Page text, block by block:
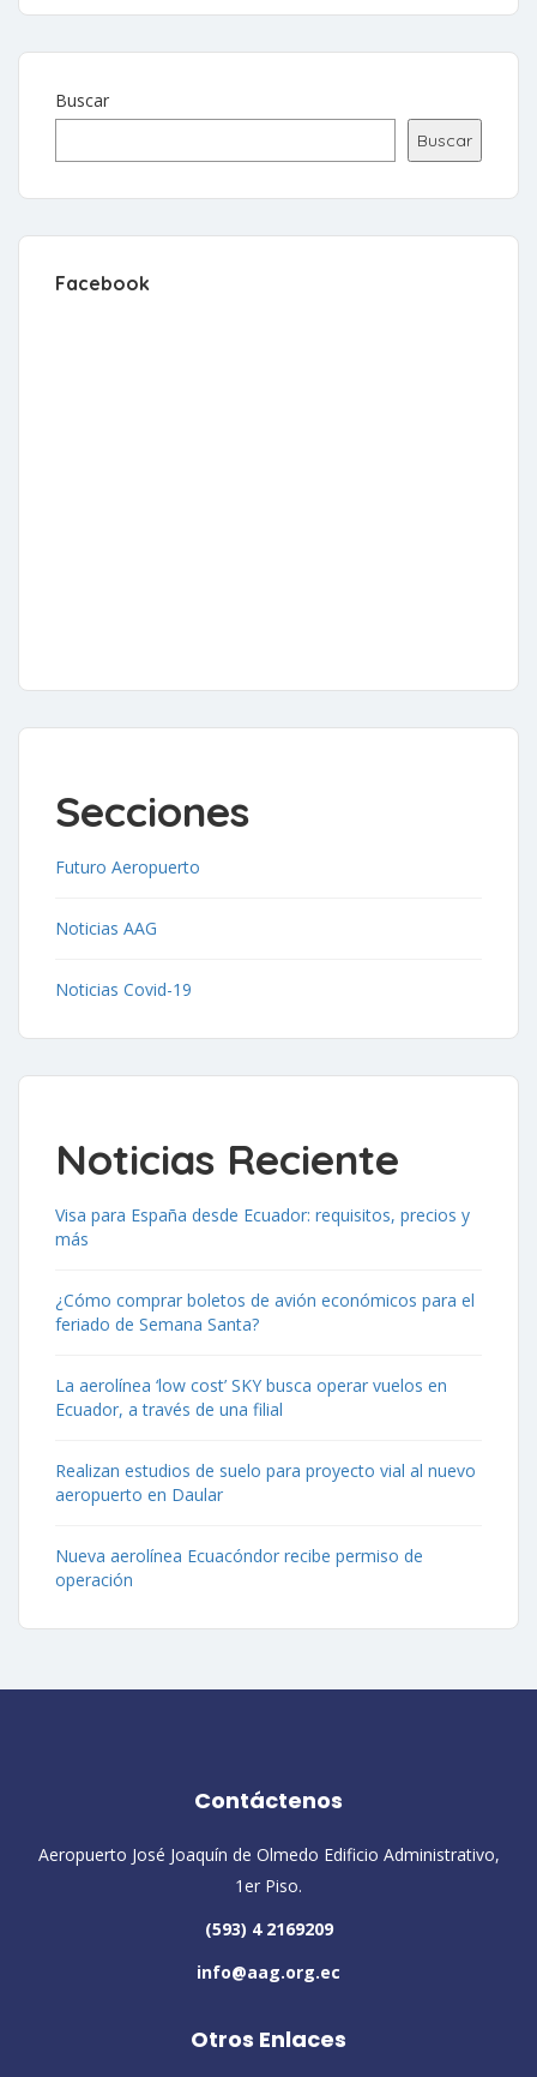
Buscar
Buscar
Facebook
Secciones
Futuro Aeropuerto
Noticias AAG
Noticias Covid-19
Noticias Reciente
Visa para España desde Ecuador: requisitos, precios y
más
¿Cómo comprar boletos de avión económicos para el
feriado de Semana Santa?
La aerolínea ‘low cost’ SKY busca operar vuelos en
Ecuador, a través de una filial
Realizan estudios de suelo para proyecto vial al nuevo
aeropuerto en Daular
Nueva aerolínea Ecuacóndor recibe permiso de
operación
Contáctenos
Aeropuerto José Joaquín de Olmedo Edificio Administrativo,
1er Piso.
(593) 4 2169209
info@aag.org.ec
Otros Enlaces